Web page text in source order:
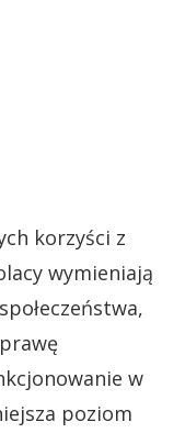
korzyści z
wymieniają
w
poziom